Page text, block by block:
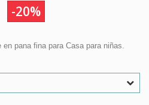
-20%
pana fina para Casa para niñas.